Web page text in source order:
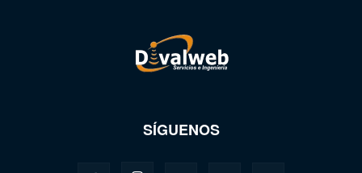
SÍGUENOS